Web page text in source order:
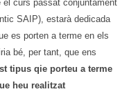
el curs passat conjuntament
SAIP), estarà dedicada
es porten a terme en els
bé, per tant, que ens
tipus qie porteu a terme
heu realitzat